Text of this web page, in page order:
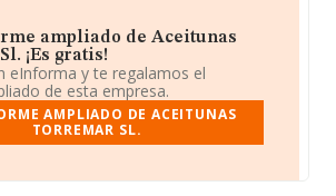
ampliado de Aceitunas
¡Es gratis!
eInforma y te regalamos el
de esta empresa.
AMPLIADO DE ACEITUNAS
TORREMAR SL.